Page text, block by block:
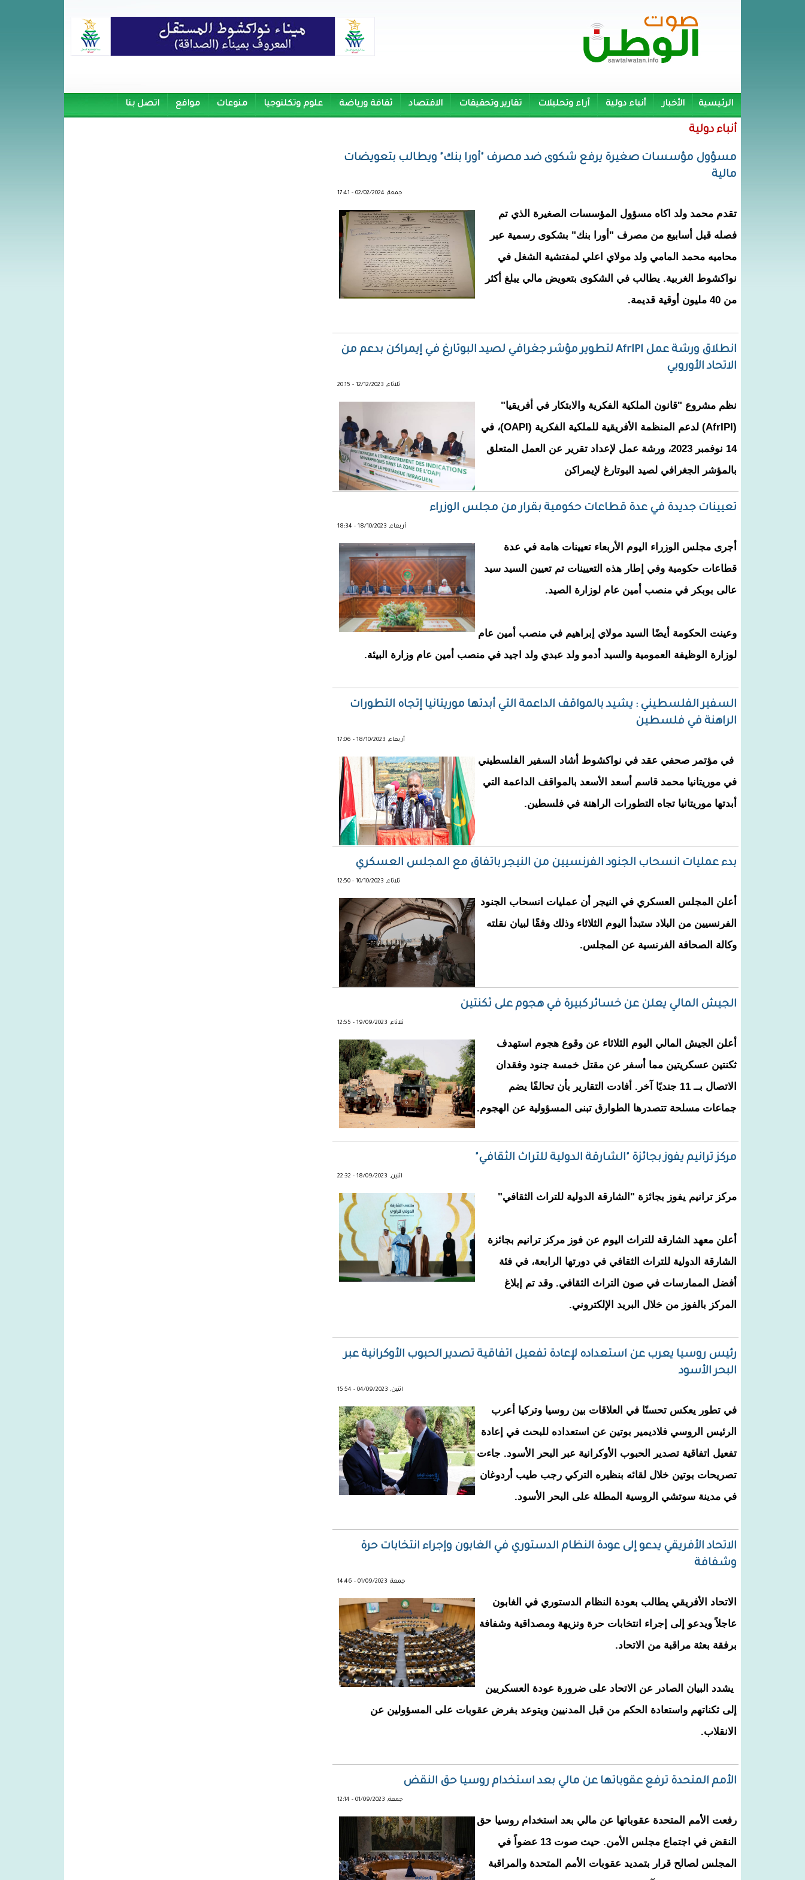
الرئيسية الأخبار أنباء دولية آراء وتحليلات تقارير وتحقيقات الاقتصاد ثقافة ورياضة علوم وتكلنوجيا منوعات مواقع اتصل بنا
أنباء دولية
مسؤول مؤسسات صغيرة يرفع شكوى ضد مصرف "أورا بنك" ويطالب بتعويضات
مالية
جمعة, 02/02/2024 - 17:41
تقدم محمد ولد اكاه مسؤول المؤسسات الصغيرة الذي تم
فصله قبل أسابيع من مصرف "أورا بنك" بشكوى رسمية عبر
محاميه محمد المامي ولد مولاي اعلي لمفتشية الشغل في
نواكشوط الغربية. يطالب في الشكوى بتعويض مالي يبلغ أكثر
من 40 مليون أوقية قديمة.
انطلاق ورشة عمل AfrlPl لتطوير مؤشر جغرافي لصيد البوتارغ في إيمراكن بدعم من
الاتحاد الأوروبي
ثلاثاء, 12/12/2023 - 20:15
نظم مشروع "قانون الملكية الفكرية والابتكار في أفريقيا"
(AfrIPI) لدعم المنظمة الأفريقية للملكية الفكرية (OAPI)، في
14 نوفمبر 2023، ورشة عمل لإعداد تقرير عن العمل المتعلق
بالمؤشر الجغرافي لصيد البوتارغ لإيمراكن
تعيينات جديدة في عدة قطاعات حكومية بقرار من مجلس الوزراء
أربعاء, 18/10/2023 - 18:34
أجرى مجلس الوزراء اليوم الأربعاء تعيينات هامة في عدة
قطاعات حكومية وفي إطار هذه التعيينات تم تعيين السيد سيد
عالى بوبكر في منصب أمين عام لوزارة الصيد.
وعينت الحكومة أيضًا السيد مولاي إبراهيم في منصب أمين عام
لوزارة الوظيفة العمومية والسيد أدمو ولد عبدي ولد اجيد في منصب أمين عام وزارة البيئة.
السفير الفلسطيني : يشيد بالمواقف الداعمة التي أبدتها موريتانيا إتجاه التطورات
الراهنة في فلسطين
أربعاء, 18/10/2023 - 17:06
في مؤتمر صحفي عقد في نواكشوط أشاد السفير الفلسطيني
في موريتانيا محمد قاسم أسعد الأسعد بالمواقف الداعمة التي
أبدتها موريتانيا تجاه التطورات الراهنة في فلسطين.
بدء عمليات انسحاب الجنود الفرنسيين من النيجر باتفاق مع المجلس العسكري
ثلاثاء, 10/10/2023 - 12:50
أعلن المجلس العسكري في النيجر أن عمليات انسحاب الجنود
الفرنسيين من البلاد ستبدأ اليوم الثلاثاء وذلك وفقًا لبيان نقلته
وكالة الصحافة الفرنسية عن المجلس.
الجيش المالي يعلن عن خسائر كبيرة في هجوم على ثكنتين
ثلاثاء, 19/09/2023 - 12:55
أعلن الجيش المالي اليوم الثلاثاء عن وقوع هجوم استهدف
ثكنتين عسكريتين مما أسفر عن مقتل خمسة جنود وفقدان
الاتصال بــ 11 جنديًا آخر. أفادت التقارير بأن تحالفًا يضم
جماعات مسلحة تتصدرها الطوارق تبنى المسؤولية عن الهجوم.
مركز ترانيم يفوز بجائزة "الشارقة الدولية للتراث الثقافي"
اثنين, 18/09/2023 - 22:32
مركز ترانيم يفوز بجائزة "الشارقة الدولية للتراث الثقافي"
أعلن معهد الشارقة للتراث اليوم عن فوز مركز ترانيم بجائزة
الشارقة الدولية للتراث الثقافي في دورتها الرابعة، في فئة
أفضل الممارسات في صون التراث الثقافي. وقد تم إبلاغ
المركز بالفوز من خلال البريد الإلكتروني.
رئيس روسيا يعرب عن استعداده لإعادة تفعيل اتفاقية تصدير الحبوب الأوكرانية عبر
البحر الأسود
اثنين, 04/09/2023 - 15:54
في تطور يعكس تحسنًا في العلاقات بين روسيا وتركيا أعرب
الرئيس الروسي فلاديمير بوتين عن استعداده للبحث في إعادة
تفعيل اتفاقية تصدير الحبوب الأوكرانية عبر البحر الأسود. جاءت
تصريحات بوتين خلال لقائه بنظيره التركي رجب طيب أردوغان
في مدينة سوتشي الروسية المطلة على البحر الأسود.
الاتحاد الأفريقي يدعو إلى عودة النظام الدستوري في الغابون وإجراء انتخابات حرة
وشفافة
جمعة, 01/09/2023 - 14:46
الاتحاد الأفريقي يطالب بعودة النظام الدستوري في الغابون
عاجلاً ويدعو إلى إجراء انتخابات حرة ونزيهة ومصداقية وشفافة
برفقة بعثة مراقبة من الاتحاد.
يشدد البيان الصادر عن الاتحاد على ضرورة عودة العسكريين
إلى ثكناتهم واستعادة الحكم من قبل المدنيين ويتوعد بفرض عقوبات على المسؤولين عن
الانقلاب.
الأمم المتحدة ترفع عقوباتها عن مالي بعد استخدام روسيا حق النقض
جمعة, 01/09/2023 - 12:14
رفعت الأمم المتحدة عقوباتها عن مالي بعد استخدام روسيا حق
النقض في اجتماع مجلس الأمن. حيث صوت 13 عضواً في
المجلس لصالح قرار بتمديد عقوبات الأمم المتحدة والمراقبة